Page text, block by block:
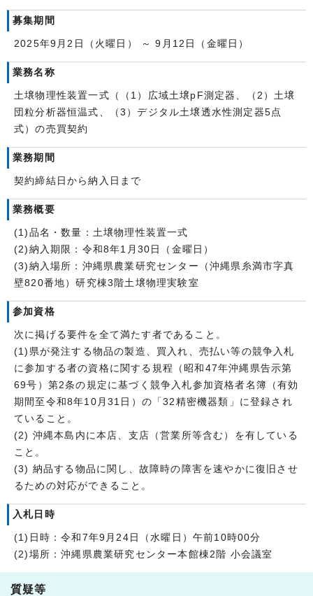
募集期間
2025年9月2日（火曜日） ～ 9月12日（金曜日）
業務名称
土壌物理性装置一式（（1）広域土壌pF測定器、（2）土壌
団粒分析器恒温式、（3）デジタル土壌透水性測定器5点
式）の売買契約
業務期間
契約締結日から納入日まで
業務概要
(1)品名・数量：土壌物理性装置一式
(2)納入期限：令和8年1月30日（金曜日）
(3)納入場所：沖縄県農業研究センター（沖縄県糸満市字真
壁820番地）研究棟3階土壌物理実験室
参加資格
次に掲げる要件を全て満たす者であること。
(1)県が発注する物品の製造、買入れ、売払い等の競争入札
に参加する者の資格に関する規程（昭和47年沖縄県告示第
69号）第2条の規定に基づく競争入札参加資格者名簿（有効
期間至令和8年10月31日）の「32精密機器類」に登録され
ていること。
(2) 沖縄本島内に本店、支店（営業所等含む）を有している
こと。
(3) 納品する物品に関し、故障時の障害を速やかに復旧させ
るための対応ができること。
入札日時
(1)日時：令和7年9月24日（水曜日）午前10時00分
(2)場所：沖縄県農業研究センター本館棟2階 小会議室
質疑等